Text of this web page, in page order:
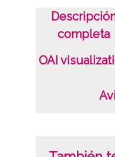
Fecha
8 de agosto de
5406
completa
OAI